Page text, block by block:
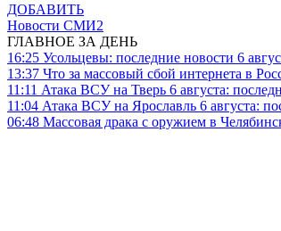
ДОБАВИТЬ
Новости СМИ2
ГЛАВНОЕ ЗА ДЕНЬ
16:25 Усольцевы: последние новости 6
13:37 Что за массовый сбой интернета в
11:11 Атака ВСУ на Тверь 6 августа:
11:04 Атака ВСУ на Ярославль 6 августа:
06:48 Массовая драка с оружием в